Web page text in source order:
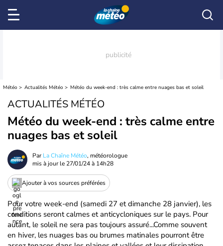
Météo Actualités Météo Météo du week-end : très calme entre nuages bas et soleil
ACTUALITÉS MÉTÉO
Météo du week-end : très calme entre
nuages bas et soleil
ParLa Chaîne Météo, météorologue
mis à jour le 27/01/24 à 14h28
Ajouter à vos sources préférées
Pour votre week-end (samedi 27 et dimanche 28 janvier), les
conditions seront calmes et anticycloniques sur le pays. Pour
autant, le soleil ne sera pas toujours assuré...Comme souvent
en hiver, les nuages bas ou brumes matinales pourront être